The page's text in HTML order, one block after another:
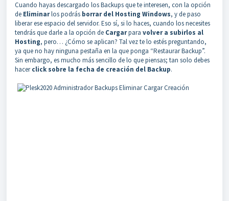
Cuando hayas descargado los Backups que te interesen, con la opción
de Eliminarlos podrás borrar del Hosting Windows, y de paso
liberar ese espacio del servidor. Eso sí, si lo haces, cuando los necesites
tendrás que darle a la opción de Cargarpara volver a subirlos al
Hosting, pero… ¿Cómo se aplican? Tal vez te lo estés preguntando,
ya que no hay ninguna pestaña en la que ponga “Restaurar Backup”.
Sin embargo, es mucho más sencillo de lo que piensas; tan solo debes
hacerclick sobre la fecha de creación del Backup.